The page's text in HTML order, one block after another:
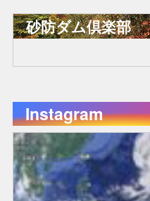
砂防ダム倶楽部
Instagram